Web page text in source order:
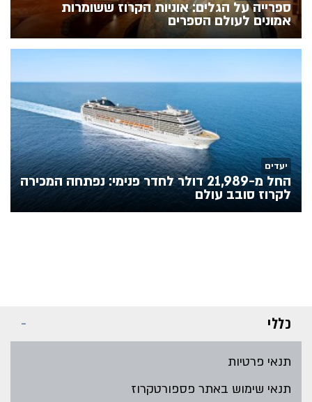
ספרייה על הגלים: אוניות הקרוז ששומרות
אמונים לעולם הספרים
יעדים
החל מ-21,989 דולר לחדר פנימי: נפתחה המכירה
לקרוז סובב עולם
כללי
תנאי פרטיות
תנאי שימוש באתר פספורטקרוז